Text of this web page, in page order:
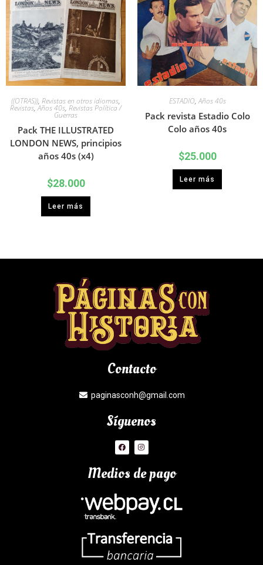
((OTRAS)), Revistas en otros idiomas,
Revistas,Años 40s, Revistas Política /
Guerras
Pack THE ILLUSTRATED
LONDON NEWS, principios
años 40s (x4)
$28.000
Leer más
ESTADIO,Años 40s
Pack revista Estadio Colo
Colo años 40s
$25.000
Leer más
Contacto
paginasconh@gmail.com
Síguenos
Medios de pago